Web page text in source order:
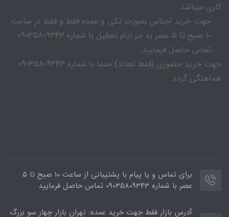
کاری میباشد.
جهت خرید اجناس بصورت تکی و عمده فقط و فقط در ساعت
۱۰ صبح تا ۵ عصر به جز ایام تعطیل با شماره 09035809343
تماس حاصل فرمایید.
جهت خرید حضوری (فقط تعداد) حتما با شماره 09035809343
هماهنگی گردد.
برای تماس و یا پیام با پشتیبانی از ساعت 10 صبح تا 5
عصر با شماره 09035809343 تماس حاصل فرمایید
آدرس بازار فقط جهت خرید عمده: تهران بازار چهار سو بزرگ